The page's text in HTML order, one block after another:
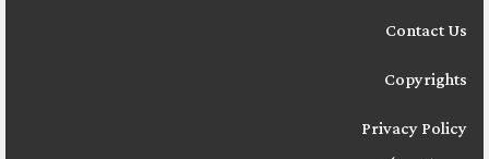
Contact Us
Copyrights
Privacy Policy